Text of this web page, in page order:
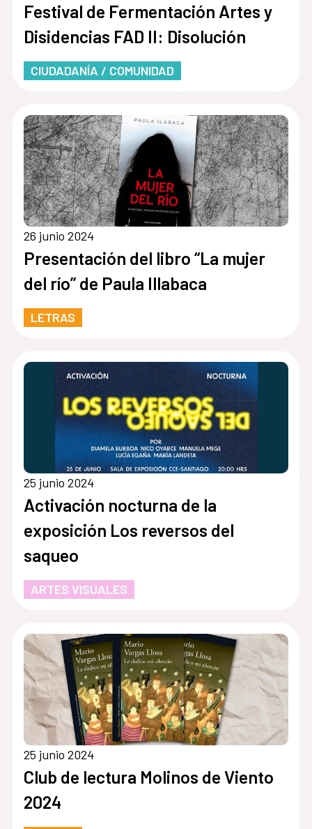
Festival de Fermentación Artes y
Disidencias FAD II: Disolución
CIUDADANÍA / COMUNIDAD
26 junio 2024
Presentación del libro “La mujer
del río” de Paula Illabaca
LETRAS
25 junio 2024
Activación nocturna de la
exposición Los reversos del
saqueo
ARTES VISUALES
25 junio 2024
Club de lectura Molinos de Viento
2024